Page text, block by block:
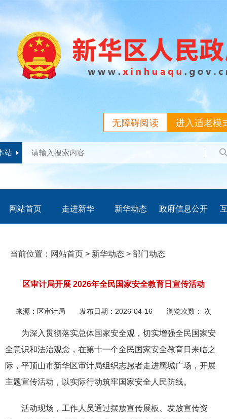
进入适老模
无障碍阅读
站
网站首页 走进新华 新华动态 政府信息公开
当前位置： 网站首页 > 新华动态 > 部门动态
区审计局开展 2026年全民国家安全教育日宣传活动
来源： 区审计局 发布日期： 2026-04-16 浏览次数： 次
为深入贯彻落实总体国家安全观，切实增强全民国家安
全意识和法治观念，在第十一个全民国家安全教育日来临之
际，平顶山市新华区审计局组织志愿者走进鹰城广场，开展
主题宣传活动，以实际行动筑牢国家安全人民防线。
活动现场，工作人员通过摆放宣传展板、发放宣传资